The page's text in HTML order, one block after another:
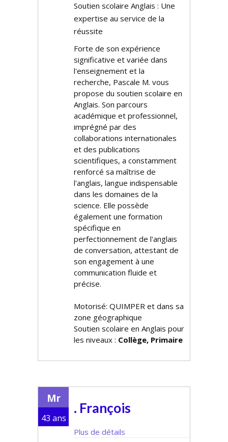
Soutien scolaire Anglais : Une
expertise au service de la
réussite
Forte de son expérience
significative et variée dans
l'enseignement et la
recherche, Pascale M. vous
propose du soutien scolaire en
Anglais. Son parcours
académique et professionnel,
imprégné par des
collaborations internationales
et des publications
scientifiques, a constamment
renforcé sa maîtrise de
l'anglais, langue indispensable
dans les domaines de la
science. Elle possède
également une formation
spécifique en
perfectionnement de l'anglais
de conversation, attestant de
son engagement à une
communication fluide et
précise.
Motorisé: QUIMPER et dans sa
zone géographique
Soutien scolaire en Anglais pour
les niveaux : Collège, Primaire
Mr
43 ans
. François
Plus de détails